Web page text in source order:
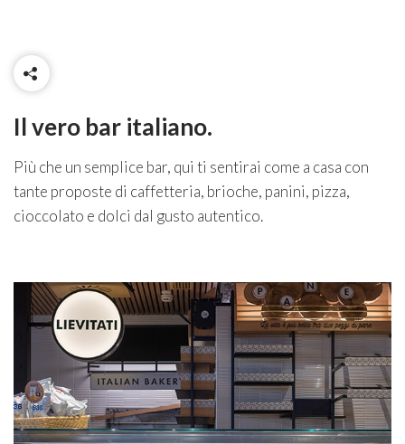
Il vero bar italiano.
Più che un semplice bar, qui ti sentirai come a casa con
tante proposte di caffetteria, brioche, panini, pizza,
cioccolato e dolci dal gusto autentico.